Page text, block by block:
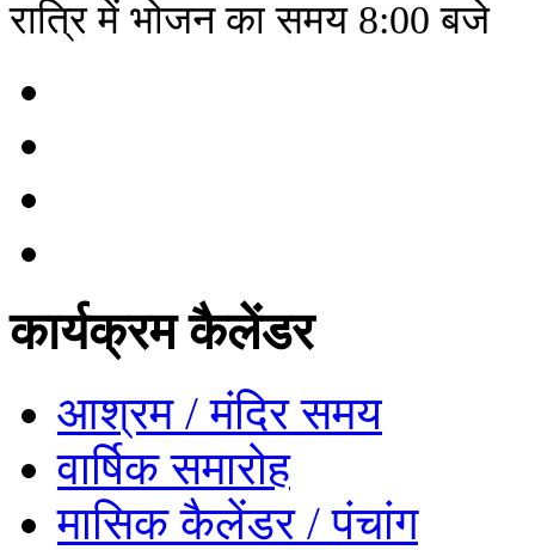
रात्रि में भोजन का समय 8:00 बजे
कार्यक्रम कैलेंडर
आश्रम / मंदिर समय
वार्षिक समारोह
मासिक कैलेंडर / पंचांग